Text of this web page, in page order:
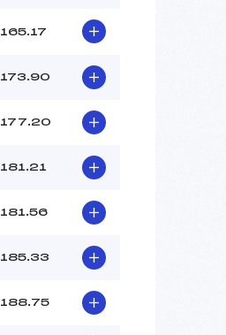
165.17
173.90
177.20
181.21
181.56
185.33
188.75